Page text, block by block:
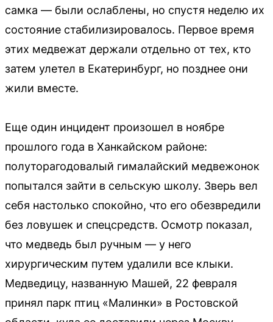
самка — были ослаблены, но спустя неделю их
состояние стабилизировалось. Первое время
этих медвежат держали отдельно от тех, кто
затем улетел в Екатеринбург, но позднее они
жили вместе.
Еще один инцидент произошел в ноябре
прошлого года в Ханкайском районе:
полуторагодовалый гималайский медвежонок
попытался зайти в сельскую школу. Зверь вел
себя настолько спокойно, что его обезвредили
без ловушек и спецсредств. Осмотр показал,
что медведь был ручным — у него
хирургическим путем удалили все клыки.
Медведицу, названную Машей, 22 февраля
принял парк птиц «Малинки» в Ростовской